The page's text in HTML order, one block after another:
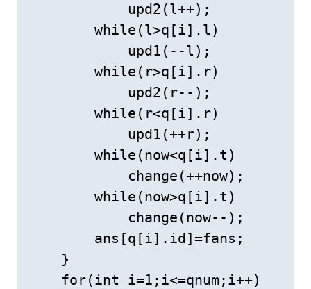
            upd2(l++);
        while(l>q[i].l)
            upd1(--l);
        while(r>q[i].r)
            upd2(r--);
        while(r<q[i].r)
            upd1(++r);
        while(now<q[i].t)
            change(++now);
        while(now>q[i].t)
            change(now--);
        ans[q[i].id]=fans;
    }
    for(int i=1;i<=qnum;i++)